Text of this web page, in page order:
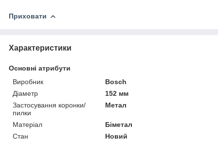
Приховати
Характеристики
Основні атрибути
Виробник
Bosch
Діаметр
152 мм
Застосування коронки/
пилки
Метал
Матеріал
Біметал
Стан
Новий